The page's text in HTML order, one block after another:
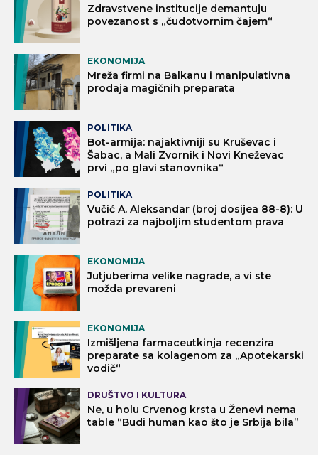
Zdravstvene institucije demantuju
povezanost s „čudotvornim čajem“
EKONOMIJA
Mreža firmi na Balkanu i manipulativna
prodaja magičnih preparata
POLITIKA
Bot-armija: najaktivniji su Kruševac i
Šabac, a Mali Zvornik i Novi Kneževac
prvi „po glavi stanovnika“
POLITIKA
Vučić A. Aleksandar (broj dosijea 88-8): U
potrazi za najboljim studentom prava
EKONOMIJA
Jutjuberima velike nagrade, a vi ste
možda prevareni
EKONOMIJA
Izmišljena farmaceutkinja recenzira
preparate sa kolagenom za „Apotekarski
vodič“
DRUŠTVO I KULTURA
Ne, u holu Crvenog krsta u Ženevi nema
table “Budi human kao što je Srbija bila”